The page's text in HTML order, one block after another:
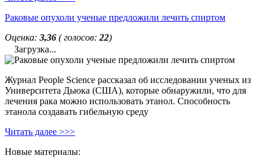
Раковые опухоли ученые предложили лечить спиртом
Оценка: 3,36 ( голосов: 22)
Загрузка...
Журнал People Science рассказал об исследовании ученых из
Университета Дьюка (США), которые обнаружили, что для
лечения рака можно использовать этанол. Способность
этанола создавать гибельную среду
Читать далее >>>
Новые материалы: